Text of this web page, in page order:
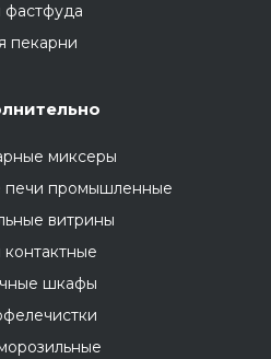
фастфуда
пекарни
миксеры
печи промышленные
витрины
контактные
шкафы